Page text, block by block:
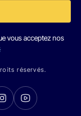
vous acceptez nos
réservés.